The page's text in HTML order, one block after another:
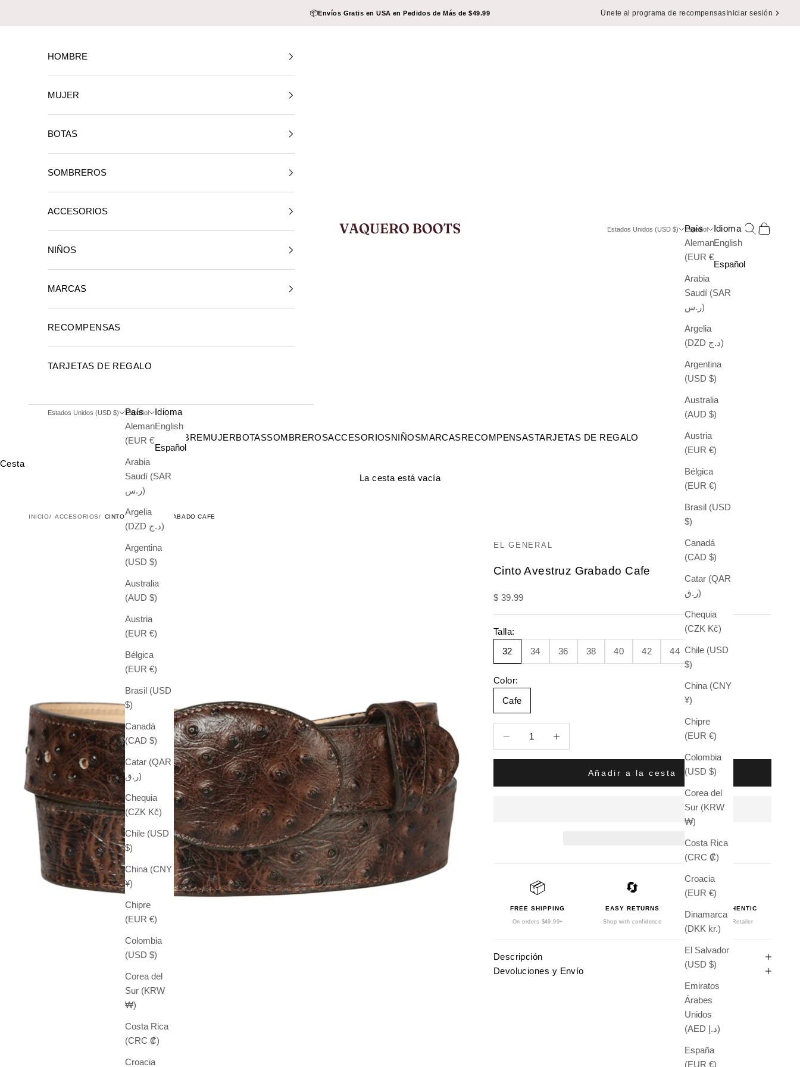
📦Envíos Gratis en USA en Pedidos de Más de $49.99 Únete al programa de recompensasIniciar sesión
VAQUERO BOOTS
HOMBREMUJERBOTASSOMBREROSACCESORIOSNIÑOSMARCASRECOMPENSASTARJETAS DE REGALO
Estados Unidos (USD $)
País
Alemania
(EUR €)
Arabia
Saudí (SAR
ر.س)
Argelia
(DZD د.ج)
Argentina
(USD $)
Australia
(AUD $)
Austria
(EUR €)
Bélgica
(EUR €)
Brasil (USD
$)
Canadá
(CAD $)
Catar (QAR
ر.ق)
Chequia
(CZK Kč)
Chile (USD
$)
China (CNY
¥)
Chipre
(EUR €)
Colombia
(USD $)
Corea del
Sur (KRW
₩)
Costa Rica
(CRC ₡)
Croacia
(EUR €)
Dinamarca
(DKK kr.)
El Salvador
(USD $)
Emiratos
Árabes
Unidos
(AED د.إ)
España
(EUR €)
Español
Idioma
English
Español
Buscar
Cesta
HOMBRE
MUJER
BOTAS
SOMBREROS
ACCESORIOS
NIÑOS
MARCAS
RECOMPENSAS
TARJETAS DE REGALO
Estados Unidos (USD $)
País
Alemania
(EUR €)
Arabia
Saudí (SAR
ر.س)
Argelia
(DZD د.ج)
Argentina
(USD $)
Australia
(AUD $)
Austria
(EUR €)
Bélgica
(EUR €)
Brasil (USD
$)
Canadá
(CAD $)
Catar (QAR
ر.ق)
Chequia
(CZK Kč)
Chile (USD
$)
China (CNY
¥)
Chipre
(EUR €)
Colombia
(USD $)
Corea del
Sur (KRW
₩)
Costa Rica
(CRC ₡)
Croacia
Español
Idioma
English
Español
Cesta
La cesta está vacía
INICIO ACCESORIOS CINTO AVESTRUZ GRABADO CAFE
EL GENERAL
Cinto Avestruz Grabado Cafe
Precio de oferta
$ 39.99
Talla:
32
34 36 38 40 42 44
Color:
Cafe
Añadir a la cesta
📦
FREE SHIPPING
On orders $49.99+
🔄
EASY RETURNS
Shop with confidence
100% AUTHENTIC
Authorized Retailer
Descripción
Devoluciones y Envío